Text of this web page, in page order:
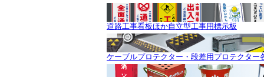
道路工事看板ほか自立型工事用標示板
ケーブルプロテクター・段差用プロテクター